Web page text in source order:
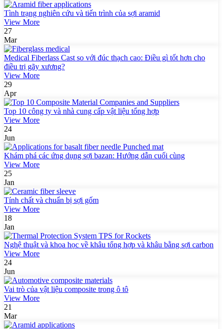
Tình trạng nghiên cứu và tiến trình của sợi aramid
View More
27
Mar
Medical Fiberlass Cast so với đúc thạch cao: Điều gì tốt hơn cho
điều trị gãy xương?
View More
29
Apr
Top 10 công ty và nhà cung cấp vật liệu tổng hợp
View More
24
Jun
Khám phá các ứng dụng sợi bazan: Hướng dẫn cuối cùng
View More
25
Jan
Tính chất và chuẩn bị sợi gốm
View More
18
Jan
Nghệ thuật và khoa học về khâu tổng hợp và khâu bằng sợi carbon
View More
24
Jun
Vai trò của vật liệu composite trong ô tô
View More
21
Mar